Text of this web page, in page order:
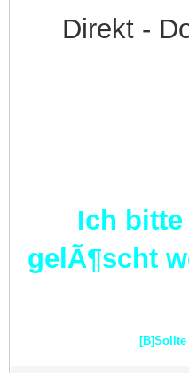
Direkt -
Ich bitte
gelÃ¶scht